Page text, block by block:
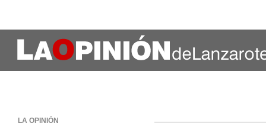
LA OPINIÓN